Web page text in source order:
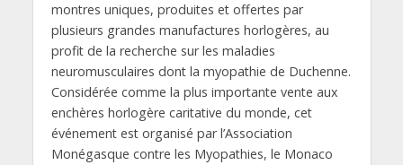
montres uniques, produites et offertes par
plusieurs grandes manufactures horlogères, au
profit de la recherche sur les maladies
neuromusculaires dont la myopathie de Duchenne.
Considérée comme la plus importante vente aux
enchères horlogère caritative du monde, cet
événement est organisé par l’Association
Monégasque contre les Myopathies, le Monaco